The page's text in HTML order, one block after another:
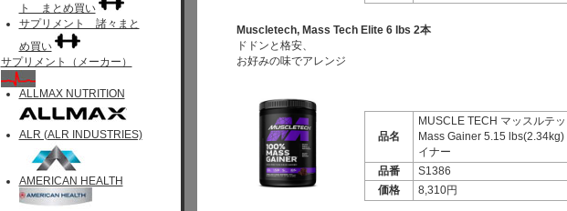
ト まとめ買い
サプリメント 諸々まと
め買い
サプリメント（メーカー）
ALLMAX NUTRITION
ALR (ALR INDUSTRIES)
AMERICAN HEALTH
Muscletech, Mass Tech Elite 6 lbs 2本
ドドンと格安、
お好みの味でアレンジ
品名
MUSCLE TECH マッスルテ
Mass Gainer 5.15
イナー
品番
S1386
価格
8,310円